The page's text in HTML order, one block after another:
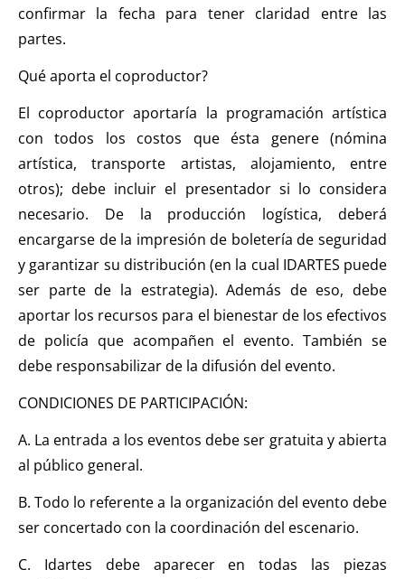
confirmar la fecha para tener claridad entre las
partes.
Qué aporta el coproductor?
El coproductor aportaría la programación artística
con todos los costos que ésta genere (nómina
artística, transporte artistas, alojamiento, entre
otros); debe incluir el presentador si lo considera
necesario. De la producción logística, deberá
encargarse de la impresión de boletería de seguridad
y garantizar su distribución (en la cual IDARTES puede
ser parte de la estrategia). Además de eso, debe
aportar los recursos para el bienestar de los efectivos
de policía que acompañen el evento. También se
debe responsabilizar de la difusión del evento.
CONDICIONES DE PARTICIPACIÓN:
A. La entrada a los eventos debe ser gratuita y abierta
al público general.
B. Todo lo referente a la organización del evento debe
ser concertado con la coordinación del escenario.
C. Idartes debe aparecer en todas las piezas